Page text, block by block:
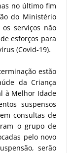
no último fim
do Ministério
serviços não
esforços para
(Covid-19).
estão
da Criança
à Melhor Idade
suspensos
consultas de
o grupo de
pelo novo
serão